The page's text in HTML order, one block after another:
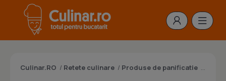
Culinar.RO / Retete culinare / Produse de panificatie